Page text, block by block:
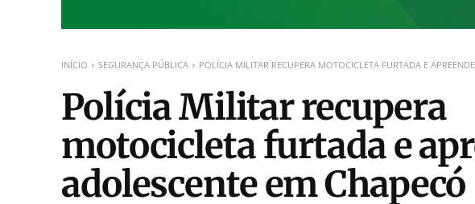
INÍCIO SEGURANÇA PÚBLICA POLÍCIA MILITAR RECUPERA MOTOCICLETA FURTADA E
Polícia Militar recupera
motocicleta furtada e
adolescente em Chapecó